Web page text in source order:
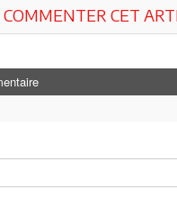
COMMENTER CET